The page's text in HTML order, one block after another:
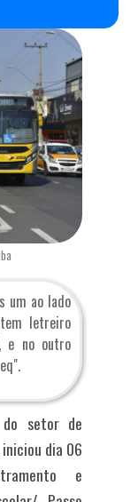
um ao lado
letreiro
e no outro
setor de
dia 06
e